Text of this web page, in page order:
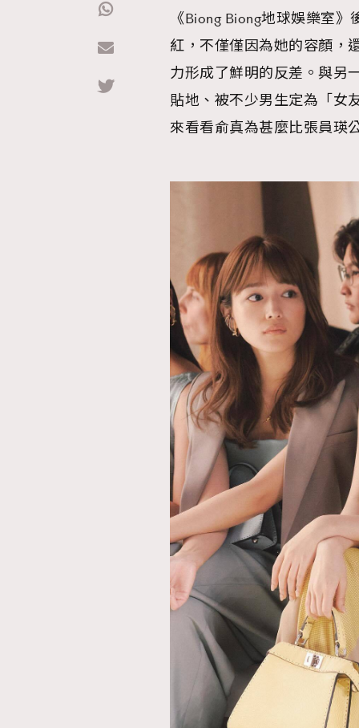
Hommes
《Biong Biong地球娛樂室
紅，不僅僅因為她的容顏，
力形成了鮮明的反差。與另
貼地、被不少男生定為「女
來看看俞真為甚麼比張員瑛